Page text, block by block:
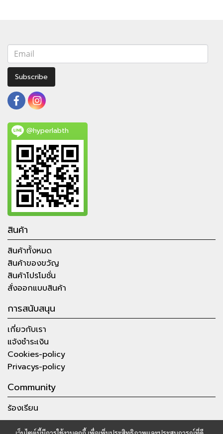
Subscribe
@hyperlabth
สินค้า
สินค้าทั้งหมด
สินค้าของขวัญ
สินค้าโปรโมชั่น
สั่งออกแบบสินค้า
การสนับสนุน
เกี่ยวกับเรา
แจ้งชำระเงิน
Cookies-policy
Privacys-policy
Community
ร้องเรียน